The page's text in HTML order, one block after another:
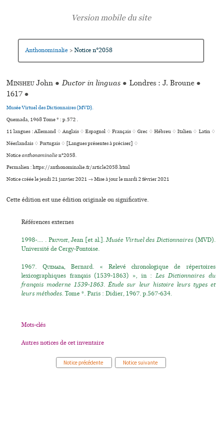
Anthonominalie > Notice n°2058
MinsheuJohn ● Ductor in linguas ● Londres : J. Broune ●
1617 ●
Musée Virtuel des Dictionnaires (MVD).
Quemada, 1968 Tome * : p.572 .
11 langues :Allemand ♢Anglais ♢ Espagnol ♢ Français ♢Grec ♢Hébreu ♢Italien ♢ Latin ♢
Néerlandais ♢Portugais ♢ [Langues présentes à préciser] ♢
Noticeanthonominalien°2058.
Permalien : https://anthonominalie.fr/article2058.html
Notice créée le jeudi 21 janvier 2021 → Mise à jour le mardi 2 février 2021
Cette édition est une édition originale ou significative.
Références externes
1998-.... . Pruvost, Jean [et al.].Musée Virtuel des Dictionnaires(MVD).
Université de Cergy-Pontoise.
1967. Quemada, Bernard. « Relevé chronologique de répertoires
lexicographiques français (1539-1863) », in :Les Dictionnaires du
français moderne 1539-1863. Étude sur leur histoire leurs types et
leurs méthodes. Tome *. Paris : Didier, 1967. p.567-634.
Mots-clés
Autres notices de cet inventaire
Notice précédente Notice suivante